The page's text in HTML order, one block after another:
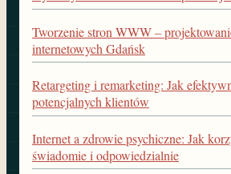
Tworzenie stron WWW –
internetowych Gdańsk
Retargeting i remarketing: Jak
potencjalnych klientów
Internet a zdrowie psychiczne: Jak
świadomie i odpowiedzialnie